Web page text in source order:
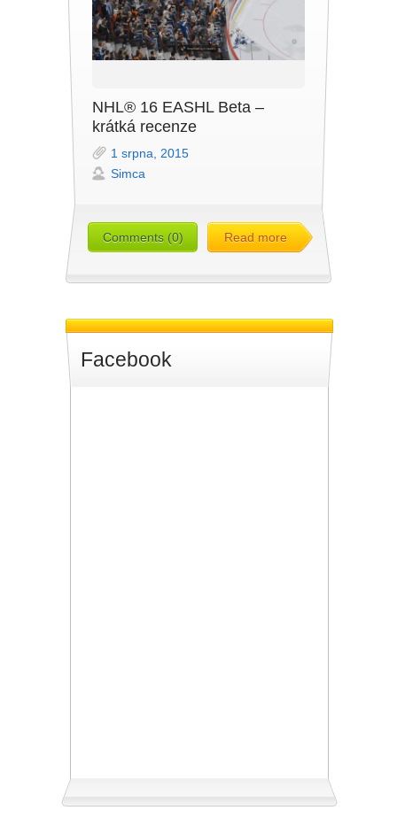
NHL® 16 EASHL Beta –
krátká recenze
1 srpna, 2015
Simca
Comments (0) Read more
Facebook